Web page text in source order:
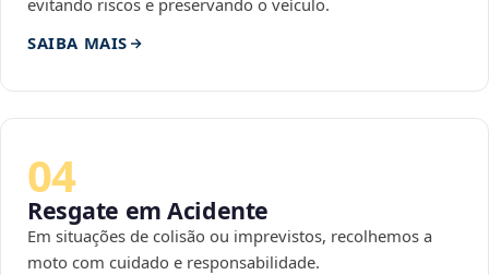
evitando riscos e preservando o veículo.
SAIBA MAIS
04
Resgate em Acidente
Em situações de colisão ou imprevistos, recolhemos a
moto com cuidado e responsabilidade.